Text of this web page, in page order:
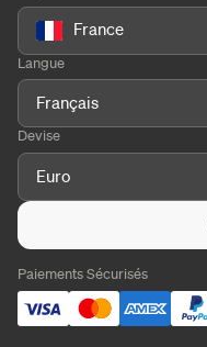
France
Langue
Français
Devise
Euro
Paiements Sécurisés